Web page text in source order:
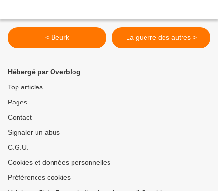
< Beurk La guerre des autres >
Hébergé par Overblog
Top articles
Pages
Contact
Signaler un abus
C.G.U.
Cookies et données personnelles
Préférences cookies